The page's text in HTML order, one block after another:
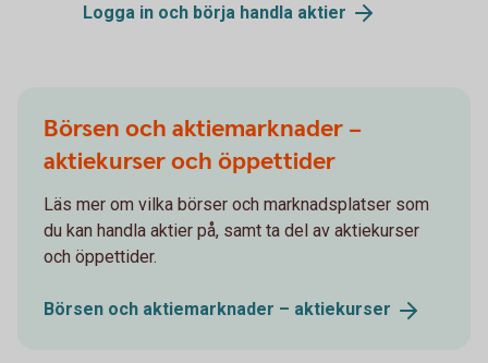
Logga in och börja handla aktier
Börsen och aktiemarknader –
aktiekurser och öppettider
Läs mer om vilka börser och marknadsplatser som
du kan handla aktier på, samt ta del av aktiekurser
och öppettider.
Börsen och aktiemarknader – aktiekurser